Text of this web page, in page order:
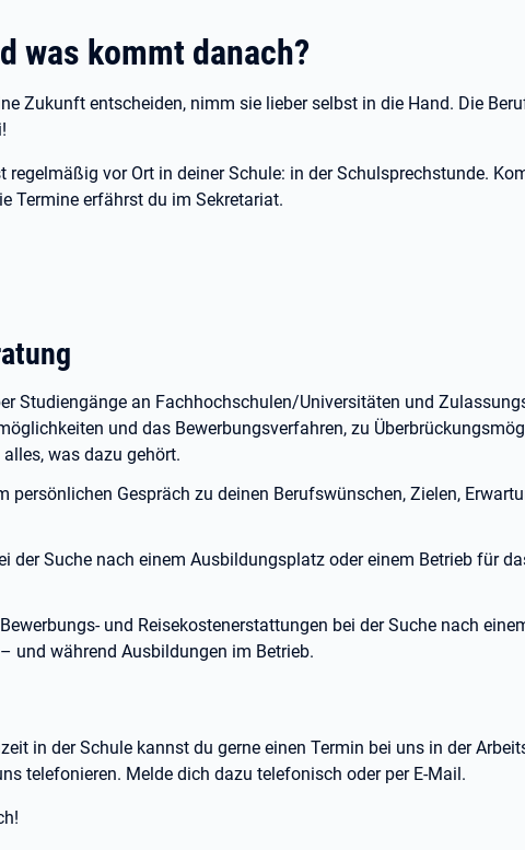
was kommt danach?
Zukunft entscheiden, nimm sie lieber selbst in die Hand. Die
regelmäßig vor Ort in deiner Schule: in der Schulsprechstunde.
Termine erfährst du im Sekretariat.
Studiengänge an Fachhochschulen/Universitäten und
und das Bewerbungsverfahren, zu
was dazu gehört.
persönlichen Gespräch zu deinen Berufswünschen, Zielen,
der Suche nach einem Ausbildungsplatz oder einem Betrieb für
und Reisekostenerstattungen bei der Suche nach
und während Ausbildungen im Betrieb.
in der Schule kannst du gerne einen Termin bei uns in der
telefonieren. Melde dich dazu telefonisch oder per E-Mail.